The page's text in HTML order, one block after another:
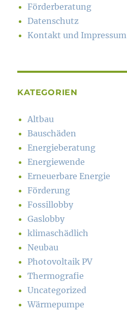
Förderberatung
Datenschutz
Kontakt und Impressum
KATEGORIEN
Altbau
Bauschäden
Energieberatung
Energiewende
Erneuerbare Energie
Förderung
Fossillobby
Gaslobby
klimaschädlich
Neubau
Photovoltaik PV
Thermografie
Uncategorized
Wärmepumpe